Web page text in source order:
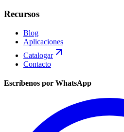
Recursos
Blog
Aplicaciones
Catalogar
Contacto
Escríbenos por WhatsApp